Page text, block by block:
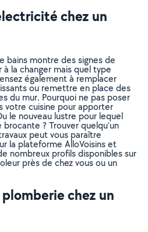
chez un
bains montre des signes de
la changer mais quel type
également à remplacer
ou remettre en place des
du mur. Pourquoi ne pas poser
votre cuisine pour apporter
le nouveau lustre pour lequel
? Trouver quelqu’un
peut vous paraître
la plateforme AlloVoisins et
nombreux profils disponibles sur
près de chez vous ou un
chez un